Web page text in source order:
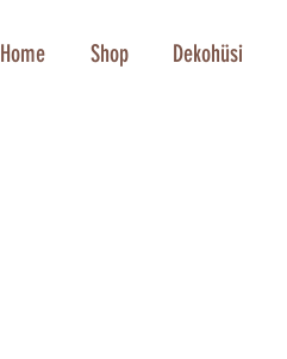
Home Shop Dekohüsi